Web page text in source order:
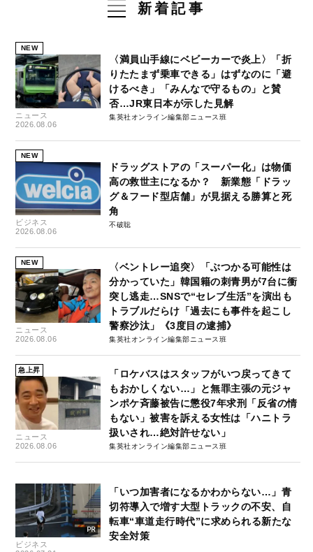
新着記事
NEW
ニュース
2026.08.06
〈満員山手線にベビーカーで炎上〉「折
りたたまず乗車できる」はずなのに「避
けるべき」「みんなで守るもの」と賛
否…JR東日本が示した見解
集英社オンライン編集部ニュース班
NEW
ビジネス
2026.08.06
ドラッグストアの「スーパー化」は物価
高の救世主になるか？ 新業態「ドラッ
グ＆フード型店舗」が見据える勝算と死
角
不破聡
NEW
ニュース
2026.08.06
〈ベントレー追突〉「ぶつかる可能性は
分かっていた」韓国籍の刺青男が7台に衝
突し逃走…SNSで“セレブ生活”を演出も
トラブルだらけ「過去にも事件を起こし
警察沙汰」《3度目の逮捕》
集英社オンライン編集部ニュース班
急上昇
ニュース
2026.08.06
「ロケバスはスタッフがいつ戻ってきて
もおかしくない…」と無罪主張の元ジャ
ンポケ斉藤被告に懲役7年求刑「反省の情
もない」被害を訴える女性は「ハニトラ
扱いされ…絶対許せない」
集英社オンライン編集部ニュース班
ビジネス
「いつ加害者になるかわからない…」青
切符導入で増す大型トラックの不安、自
転車“車道走行時代”に求められる新たな
安全対策